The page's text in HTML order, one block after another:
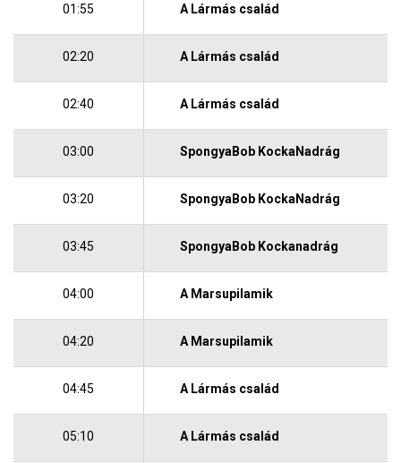
01:55 A Lármás család
02:20 A Lármás család
02:40 A Lármás család
03:00 SpongyaBob KockaNadrág
03:20 SpongyaBob KockaNadrág
03:45 SpongyaBob Kockanadrág
04:00 A Marsupilamik
04:20 A Marsupilamik
04:45 A Lármás család
05:10 A Lármás család